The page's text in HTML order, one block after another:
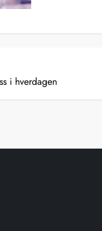
i hverdagen